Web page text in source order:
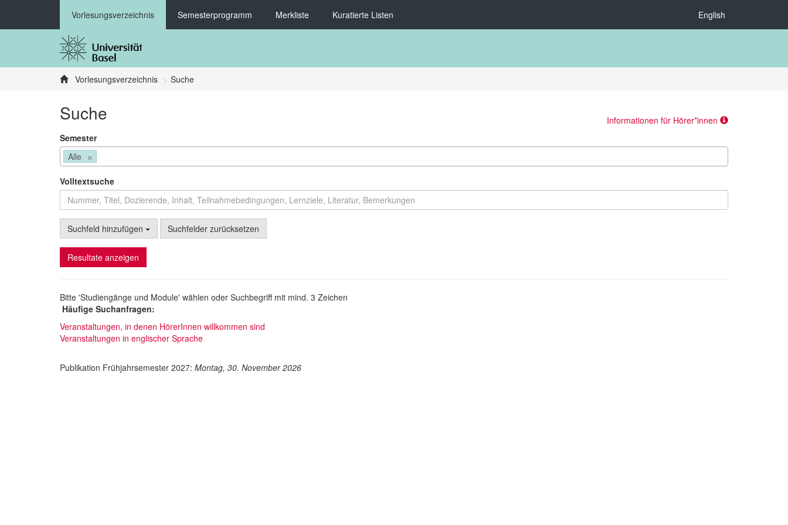
Vorlesungsverzeichnis Semesterprogramm Merkliste Kuratierte Listen English
Vorlesungsverzeichnis Suche
Suche
Informationen für Hörer*innen
Semester
×
Alle
Volltextsuche
Suchfeld hinzufügen Suchfelder zurücksetzen
Resultate anzeigen
Bitte 'Studiengänge und Module' wählen oder Suchbegriff mit mind. 3 Zeichen
Häufige Suchanfragen:
Veranstaltungen, in denen HörerInnen willkommen sind
Veranstaltungen in englischer Sprache
Publikation Frühjahrsemester 2027: Montag, 30. November 2026